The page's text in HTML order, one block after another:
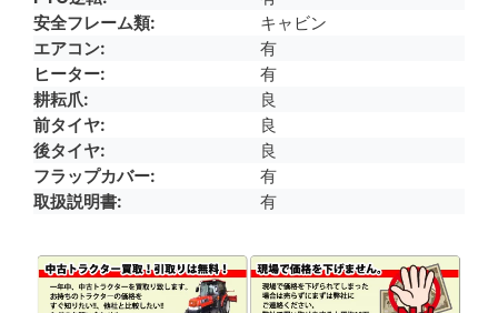
安全フレーム類
キャビン
エアコン
有
ヒーター
有
耕耘爪
良
前タイヤ
良
後タイヤ
良
フラップカバー
有
取扱説明書
有